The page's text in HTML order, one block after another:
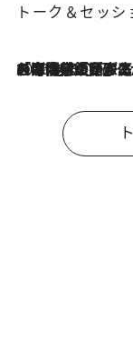
トーク＆セッシ
2026.8.3
「今後値上げがあるとすれば…」「リスクがあるのは今年の冬」エネルギー専門家が語る、ホルムズ海峡封鎖が家庭にもたらす“ある心配”